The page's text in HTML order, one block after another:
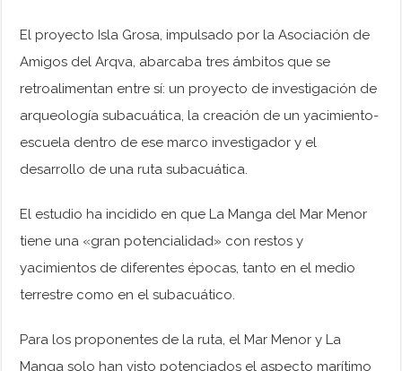
El proyecto Isla Grosa, impulsado por la Asociación de
Amigos del Arqva, abarcaba tres ámbitos que se
retroalimentan entre sí: un proyecto de investigación de
arqueología subacuática, la creación de un yacimiento-
escuela dentro de ese marco investigador y el
desarrollo de una ruta subacuática.
El estudio ha incidido en que La Manga del Mar Menor
tiene una «gran potencialidad» con restos y
yacimientos de diferentes épocas, tanto en el medio
terrestre como en el subacuático.
Para los proponentes de la ruta, el Mar Menor y La
Manga solo han visto potenciados el aspecto marítimo